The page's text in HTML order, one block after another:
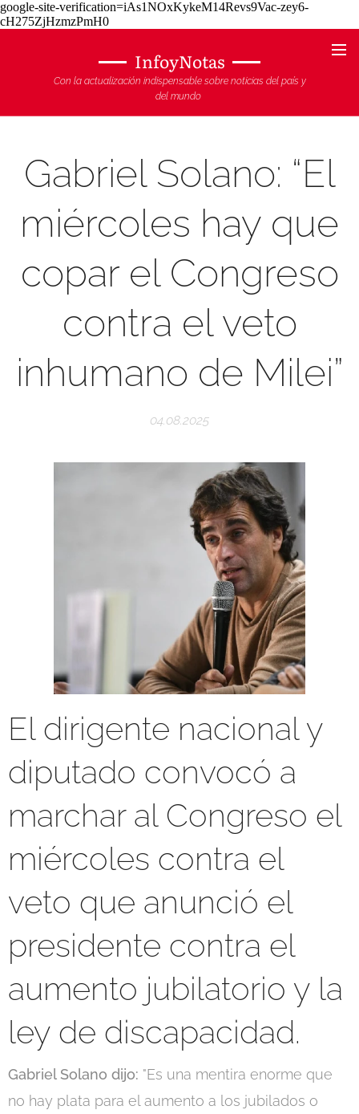
google-site-verification=iAs1NOxKykeM14Revs9Vac-zey6-
cH275ZjHzmzPmH0
InfoyNotas
Con la actualización indispensable sobre noticias del país y
del mundo
Gabriel Solano: “El
miércoles hay que
copar el Congreso
contra el veto
inhumano de Milei”
04.08.2025
El dirigente nacional y
diputado convocó a
marchar al Congreso el
miércoles contra el
veto que anunció el
presidente contra el
aumento jubilatorio y la
ley de discapacidad.
Gabriel Solano dijo: "Es una mentira enorme que
no hay plata para el aumento a los jubilados o